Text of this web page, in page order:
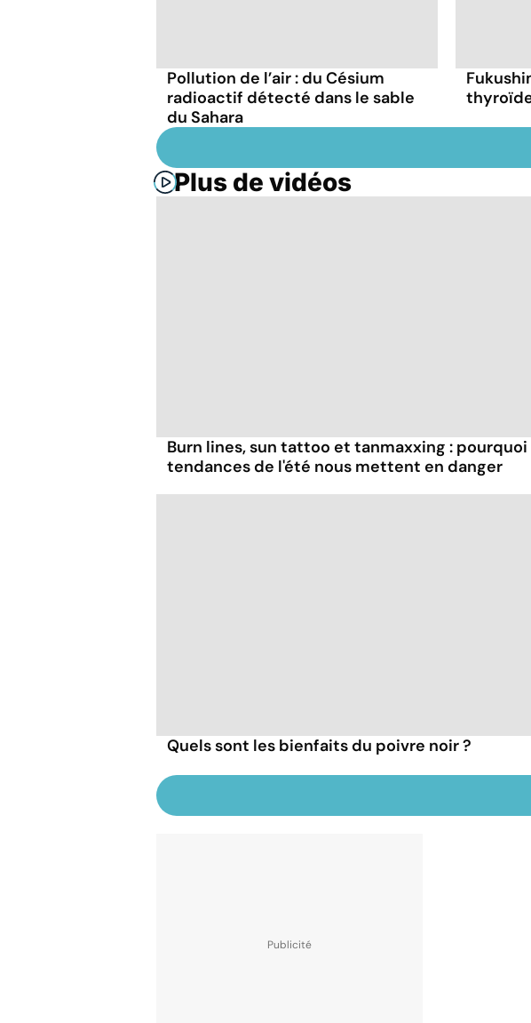
Pollution de l’air : du Césium
radioactif détecté dans le sable
du Sahara
Plus de vidéos
Burn lines, sun tattoo et tanmaxxing : pourquoi
tendances de l'été nous mettent en danger
Quels sont les bienfaits du poivre noir ?